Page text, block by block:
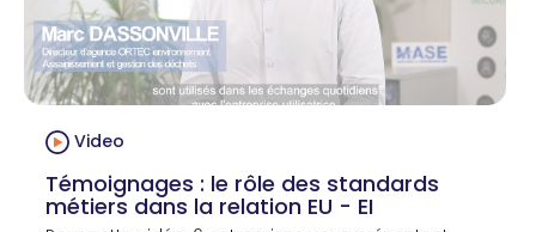
Video
Témoignages : le rôle des standards
métiers dans la relation EU - EI